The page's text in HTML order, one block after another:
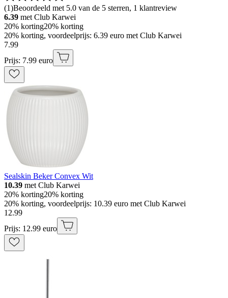
(1)Beoordeeld met 5.0 van de 5 sterren, 1 klantreview
6.39 met Club Karwei
20% korting20% korting
20% korting, voordeelprijs: 6.39 euro met Club Karwei
7.99
Prijs: 7.99 euro
Sealskin Beker Convex Wit
10.39 met Club Karwei
20% korting20% korting
20% korting, voordeelprijs: 10.39 euro met Club Karwei
12.99
Prijs: 12.99 euro